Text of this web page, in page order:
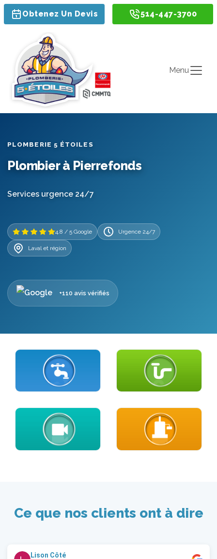
Obtenez Un Devis 514-447-3700
Menu
PLOMBERIE 5 ÉTOILES
Plombier à Pierrefonds
Services urgence 24/7
4,8 / 5 Google Urgence 24/7
Laval et région
+110 avis vérifiés
Ce que nos clients ont à dire
Lison Côté